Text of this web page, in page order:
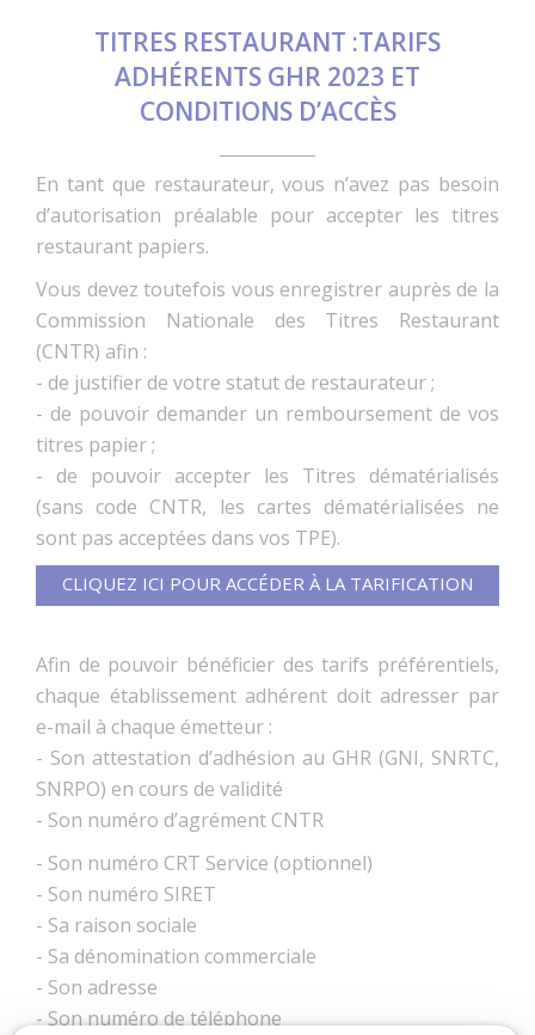
TITRES RESTAURANT :TARIFS
ADHÉRENTS GHR 2023 ET
CONDITIONS D’ACCÈS
En tant que restaurateur, vous n’avez pas besoin
d’autorisation préalable pour accepter les titres
restaurant papiers.
Vous devez toutefois vous enregistrer auprès de la
Commission Nationale des Titres Restaurant
(CNTR) afin :
- de justifier de votre statut de restaurateur ;
- de pouvoir demander un remboursement de vos
titres papier ;
- de pouvoir accepter les Titres dématérialisés
(sans code CNTR, les cartes dématérialisées ne
sont pas acceptées dans vos TPE).
CLIQUEZ ICI POUR ACCÉDER À LA TARIFICATION
Afin de pouvoir bénéficier des tarifs préférentiels,
chaque établissement adhérent doit adresser par
e-mail à chaque émetteur :
- Son attestation d’adhésion au GHR (GNI, SNRTC,
SNRPO) en cours de validité
- Son numéro d’agrément CNTR
- Son numéro CRT Service (optionnel)
- Son numéro SIRET
- Sa raison sociale
- Sa dénomination commerciale
- Son adresse
- Son numéro de téléphone